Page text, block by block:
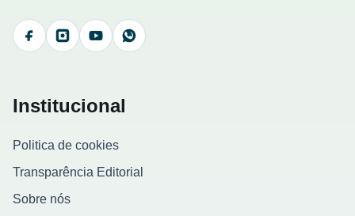
FacebookInstagramYouTubeWhatsApp
Institucional
Politica de cookies
Transparência Editorial
Sobre nós